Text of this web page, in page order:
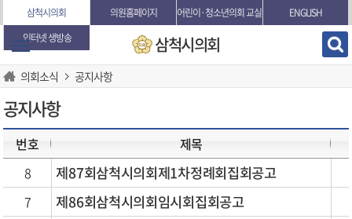
본문바로가기
삼척시의회 의원홈페이지 어린이·청소년의회 교실
ENGLISH
인터넷 생방송
삼척시의회
의회소식 공지사항
공지사항
번호
제목
8
제87회삼척시의회제1차정례회집회공고
7
제86회삼척시의회임시회집회공고